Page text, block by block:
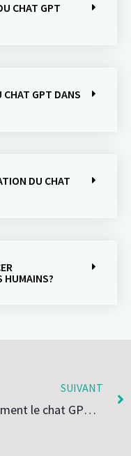
CHAT GPT
CHAT GPT DANS
DU CHAT
HUMAINS?
SUIVANT
Comment le chat GPT peut révolutionner le service client